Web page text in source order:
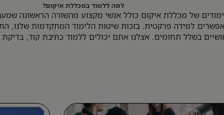
למה ללמוד במכללת איקום?
של מכללת איקום כולל אנשי מקצוע מהשורה הראשונה
למידה פרקטית. בזכות שיטות הלימוד המתקדמות שלנו,
בשלל תחומים. אצלנו אתם יכולים ללמוד כתיבת קוד, בדיקת